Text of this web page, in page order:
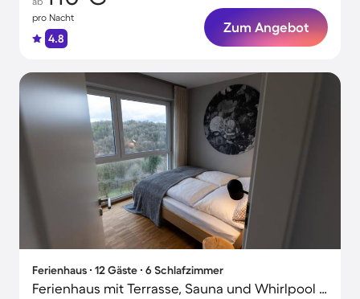
pro Nacht
4.8
Zum Angebot
Ferienhaus ∙ 12 Gäste ∙ 6 Schlafzimmer
Ferienhaus mit Terrasse, Sauna und Whirlpool | Perfekt für die Arbeit von Zuhause